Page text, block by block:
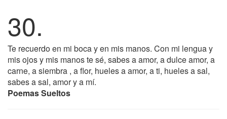
30.
Te recuerdo en mi boca y en mis manos. Con mi lengua y
mis ojos y mis manos te sé, sabes a amor, a dulce amor, a
carne, a siembra , a flor, hueles a amor, a ti, hueles a sal,
sabes a sal, amor y a mí.
Poemas Sueltos